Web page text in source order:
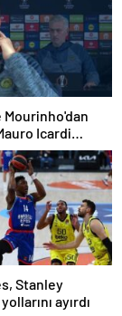
Mourinho'dan
Icardi
dokunamaz!'
Stanley
ayırdı